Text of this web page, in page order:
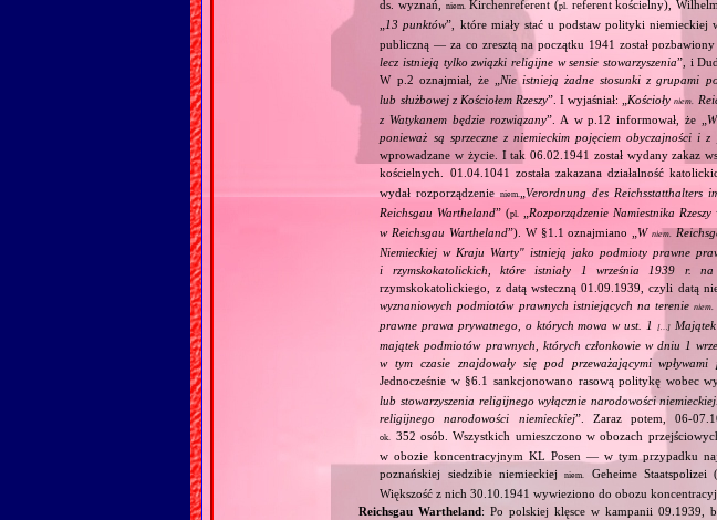
ds. wyznań,
niem. Kirchenreferent (pl. referent kościelny),
13 punktów”, które miały stać u podstaw polityki niemieckiej
publiczną — za co zresztą na początku 1941 został pozbawiony
lecz istnieją tylko związki religijne w sensie stowarzyszenia”, i
W p.2 oznajmiał, że „ Nie istnieją żadne stosunki z grupami
lub służbowej z Kościołem Rzeszy”. I wyjaśniał: „ Kościołyniem.
z Watykanem będzie rozwiązany”. A w p.12 informował, że „
ponieważ są sprzeczne z niemieckim pojęciem obyczajności i
wprowadzane w życie. I tak 06.02.1941 został wydany zakaz
kościelnych. 01.04.1041 została zakazana działalność
wydał rozporządzenieniem. „Verordnung des Reichsstatthalters
Reichsgau Wartheland” (pl.
Rozporządzenie Namiestnika
w Reichsgau Wartheland”). W §1.1 oznajmiano „W niem.
Niemieckiej w Kraju Warty" istnieją jako podmioty prawne
i rzymskokatolickich, które istniały 1 września 1939 r.
rzymskokatolickiego, z datą wsteczną 01.09.1939, czyli datą
wyznaniowych podmiotów prawnych istniejących na terenie niem.
prawne prawa prywatnego, o których mowa w ust. 1
[…]Majątek
majątek podmiotów prawnych, których członkowie w dniu 1
w tym czasie znajdowały się pod przeważającymi wpływami
Jednocześnie w §6.1 sankcjonowano rasową politykę wobec
lub stowarzyszenia religijnego wyłącznie narodowości
religijnego narodowości niemieckiej”. Zaraz potem,
ok. 352 osób. Wszystkich umieszczono w obozach
w obozie koncentracyjnym KL Posen — w tym przypadku
poznańskiej siedzibie niemieckiejniem. Geheime Staatspolizei
Większość z nich 30.10.1941 wywieziono do obozu
Reichsgau Wartheland: Po polskiej klęsce w kampanii 09.1939,